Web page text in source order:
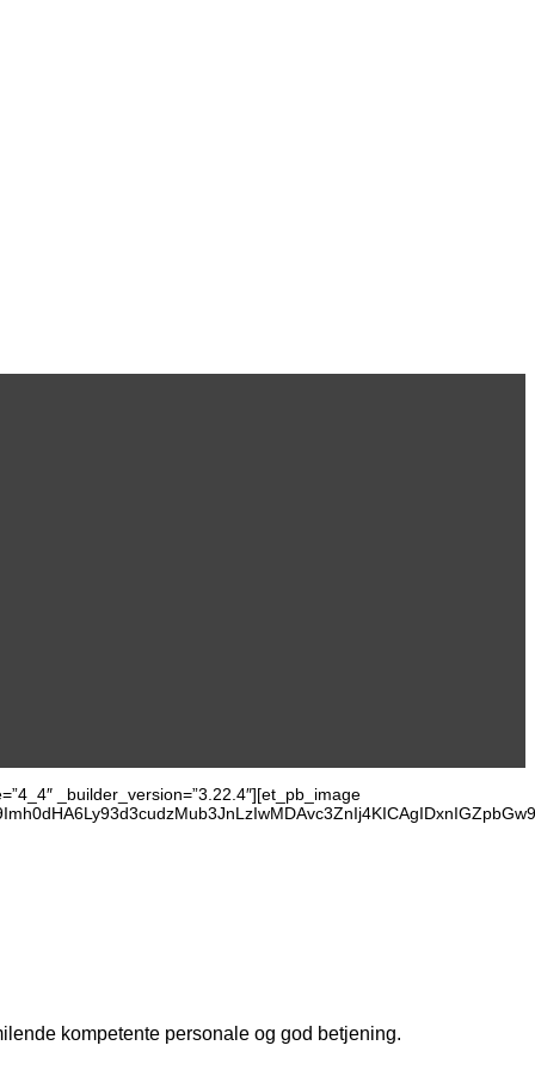
_builder_version=”3.22.4″][et_pb_image
kompetente personale og god betjening.